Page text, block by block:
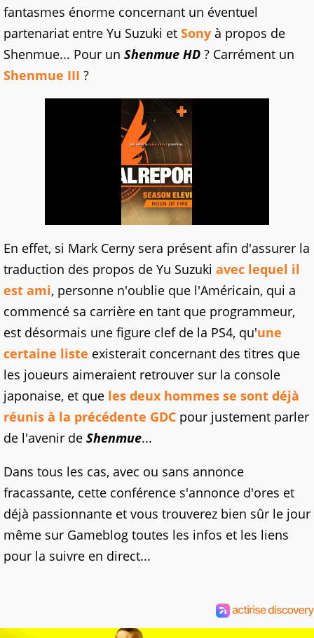
fantasmes énorme concernant un éventuel
partenariat entre Yu Suzuki et Sony à propos de
Shenmue... Pour un Shenmue HD ? Carrément un
Shenmue III ?
En effet, si Mark Cerny sera présent afin d'assurer la
traduction des propos de Yu Suzuki avec lequel il
est ami, personne n'oublie que l'Américain, qui a
commencé sa carrière en tant que programmeur,
est désormais une figure clef de la PS4, qu'une
certaine liste existerait concernant des titres que
les joueurs aimeraient retrouver sur la console
japonaise, et que les deux hommes se sont déjà
réunis à la précédente GDC pour justement parler
de l'avenir de Shenmue...
Dans tous les cas, avec ou sans annonce
fracassante, cette conférence s'annonce d'ores et
déjà passionnante et vous trouverez bien sûr le jour
même sur Gameblog toutes les infos et les liens
pour la suivre en direct...